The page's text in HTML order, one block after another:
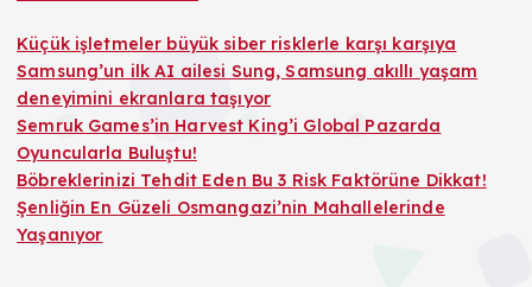
Küçük işletmeler büyük siber risklerle karşı karşıya
Samsung’un ilk AI ailesi Sung, Samsung akıllı yaşam
deneyimini ekranlara taşıyor
Semruk Games’in Harvest King’i Global Pazarda
Oyuncularla Buluştu!
Böbreklerinizi Tehdit Eden Bu 3 Risk Faktörüne Dikkat!
Şenliğin En Güzeli Osmangazi’nin Mahallelerinde
Yaşanıyor